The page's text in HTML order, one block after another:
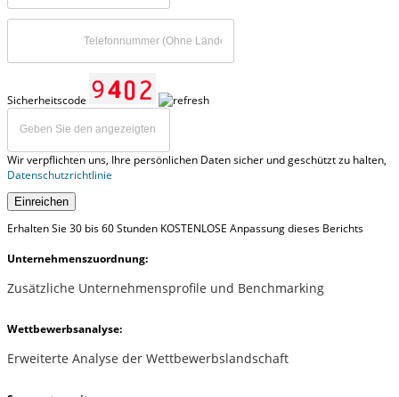
Sicherheitscode
Wir verpflichten uns, Ihre persönlichen Daten sicher und geschützt zu halten,
Datenschutzrichtlinie
Einreichen
Erhalten Sie 30 bis 60 Stunden KOSTENLOSE Anpassung dieses Berichts
Unternehmenszuordnung:
Zusätzliche Unternehmensprofile und Benchmarking
Wettbewerbsanalyse:
Erweiterte Analyse der Wettbewerbslandschaft